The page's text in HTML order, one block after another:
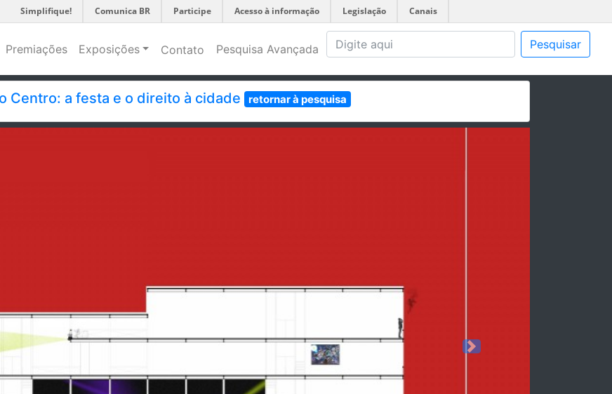
Simplifique! Comunica BR Participe Acesso à informação Legislação Canais
Premiações Exposições Contato Pesquisa Avançada Pesquisar
Centro: a festa e o direito à cidade retornar à pesquisa
Next